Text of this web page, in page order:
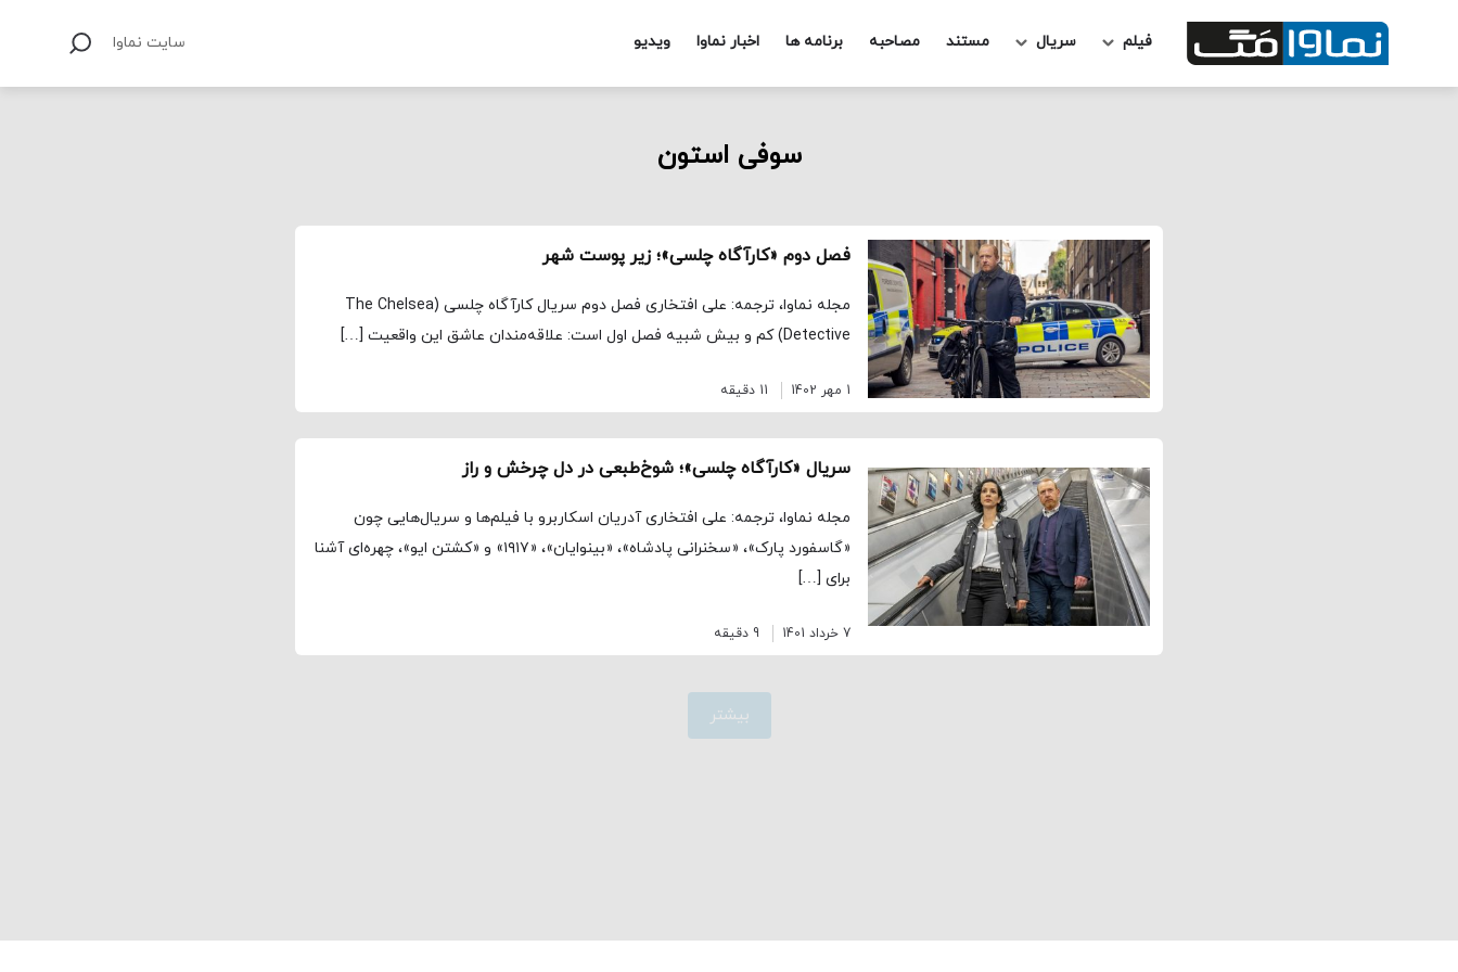
فیلم سریال مستند مصاحبه برنامه ها اخبار نماوا ویدیو سایت نماوا
سوفی استون
فصل دوم «کارآگاه چلسی»؛ زیر پوست شهر
مجله نماوا، ترجمه: علی افتخاری فصل دوم سریال کارآگاه چلسی (The Chelsea
Detective) کم و بیش شبیه فصل اول است: علاقه‌مندان عاشق این واقعیت […]
1 مهر 1402 11 دقیقه
سریال «کارآگاه چلسی»؛ شوخ‌طبعی در دل چرخش‌ و راز
مجله نماوا، ترجمه: علی افتخاری آدریان اسکاربرو با فیلم‌ها و سریال‌هایی چون
«گاسفورد پارک»، «سخنرانی پادشاه»، «بینوایان»، «۱۹۱۷» و «کشتن ایو»، چهره‌ای آشنا
برای […]
7 خرداد 1401 9 دقیقه
بیشتر